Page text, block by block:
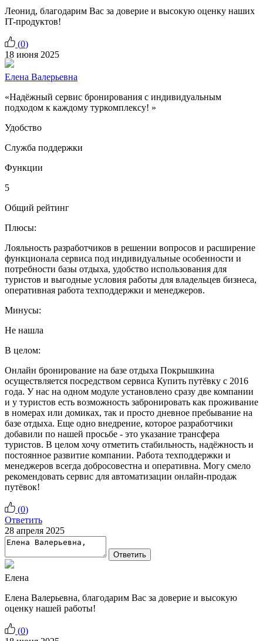
Леонид, благодарим Вас за доверие и высокую оценку наших
IT-продуктов!
(0)
18 июня 2025
Елена Валерьевна
«Надёжный сервис бронирования с индивидуальным
подходом к каждому туркомплексу! »
Удобство
Служба поддержки
Функции
5
Общий рейтинг
Плюсы:
Лояльность разработчиков в решении вопросов и расширение
функционала сервиса под индивидуальные особенности и
потребности базы отдыха, удобство использования для
туристов и выгодные условия работы для владельцев бизнеса,
оперативная работа техподдержки и менеджеров.
Минусы:
Не нашла
В целом:
Онлайн бронирование на базе отдыха Покрышкина
осуществляется посредством сервиса Купить путёвку с 2016
года. У нас на одном модуле установлено сразу две компании
и у туристов есть возможность забронировать как проживание
в номерах или домиках, так и просто дневное пребывание на
базе отдыха. Еще одно внедрение, которое разработчики
добавили по нашей просьбе - это указание трансфера
туристов. В целом хочу отметить стабильность, надёжность и
постоянное развитие компании. Работа техподдержки и
менеджеров всегда добросовестна и оперативна. Могу смело
рекомендовать сервис для автоматизации онлайн-продаж
путёвок!
(0)
Ответить
28 апреля 2025
Ответить
Елена
Елена Валерьевна, благодарим Вас за доверие и высокую
оценку нашей работы!
(0)